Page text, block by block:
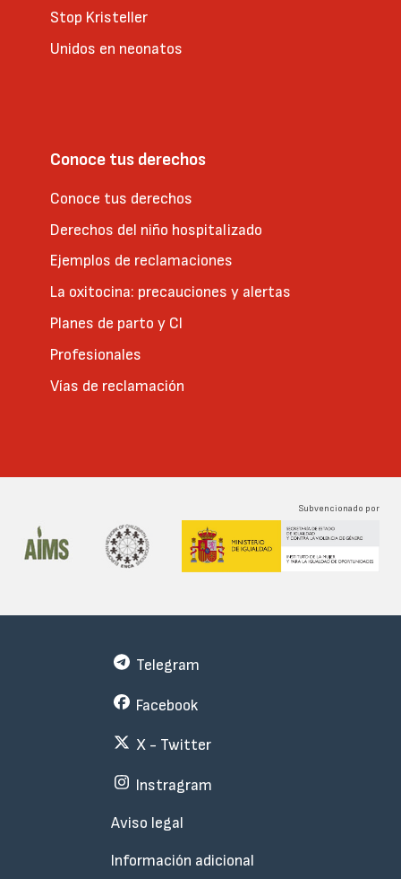
Stop Kristeller
Unidos en neonatos
Conoce tus derechos
Conoce tus derechos
Derechos del niño hospitalizado
Ejemplos de reclamaciones
La oxitocina: precauciones y alertas
Planes de parto y CI
Profesionales
Vías de reclamación
Subvencionado por
Subfooter
Telegram
Facebook
X - Twitter
Instragram
Aviso legal
Información adicional